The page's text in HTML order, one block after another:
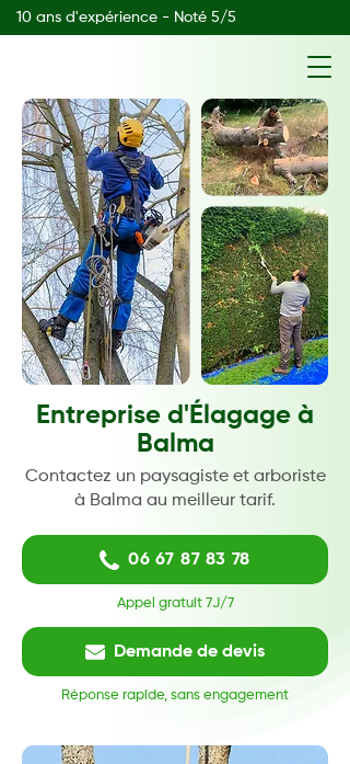
10 ans d'expérience - Noté 5/5
Entreprise d'Élagage à
Balma
Contactez un paysagiste et arboriste
à Balma au meilleur tarif.
06 67 87 83 78
Appel gratuit 7J/7
Demande de devis
Réponse rapide, sans engagement